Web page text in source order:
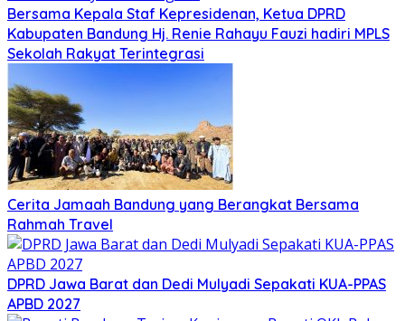
Bersama Kepala Staf Kepresidenan, Ketua DPRD
Kabupaten Bandung Hj. Renie Rahayu Fauzi hadiri MPLS
Sekolah Rakyat Terintegrasi
Cerita Jamaah Bandung yang Berangkat Bersama
Rahmah Travel
DPRD Jawa Barat dan Dedi Mulyadi Sepakati KUA-PPAS
APBD 2027